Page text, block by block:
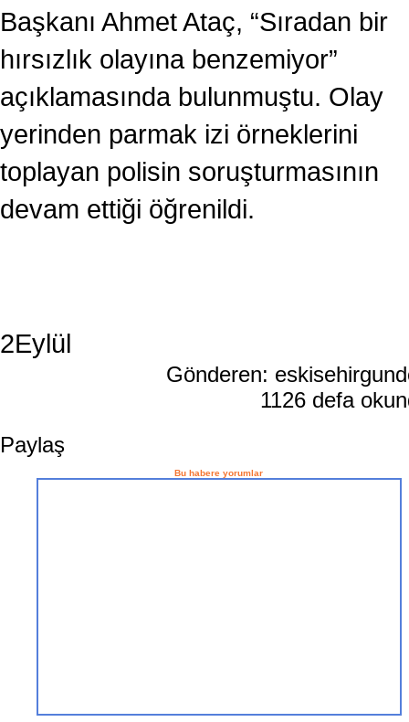
Başkanı Ahmet Ataç, “Sıradan bir
hırsızlık olayına benzemiyor”
açıklamasında bulunmuştu. Olay
yerinden parmak izi örneklerini
toplayan polisin soruşturmasının
devam ettiği öğrenildi.
2Eylül
Gönderen:
1126 defa
Paylaş
Bu habere yorumlar